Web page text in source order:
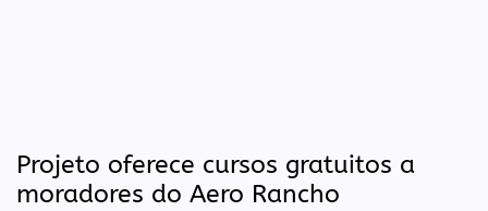
Projeto oferece cursos gratuitos a
moradores do Aero Rancho